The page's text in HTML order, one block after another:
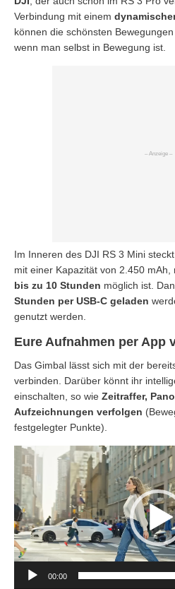
Verbindung mit einem
können die schönsten
wenn man selbst in Bewegung ist.
Im Inneren des DJI RS 3 Mini
mit einer Kapazität von 2.450 mAh,
bis zu 10 Stunden möglich ist.
Stunden per USB-C geladen
genutzt werden.
Eure Aufnahmen per App
Das Gimbal lässt sich mit der
verbinden. Darüber könnt ihr
einschalten, so wie Zeitraffer,
Aufzeichnungen verfolgen
festgelegter Punkte).
Video-
Player
00:00